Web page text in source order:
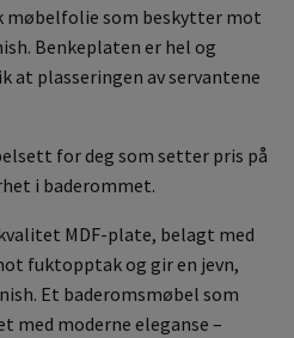
møbelfolie som beskytter mot
Benkeplaten er hel og
at plasseringen av servantene
for deg som setter pris på
i baderommet.
MDF-plate, belagt med
fuktopptak og gir en jevn,
Et baderomsmøbel som
med moderne eleganse –